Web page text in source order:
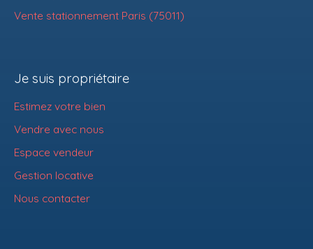
Vente stationnement Paris (75011)
Je suis propriétaire
Estimez votre bien
Vendre avec nous
Espace vendeur
Gestion locative
Nous contacter